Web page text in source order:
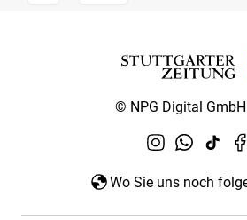
© NPG Digital
Wo Sie uns noch